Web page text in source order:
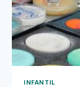
INFANTIL